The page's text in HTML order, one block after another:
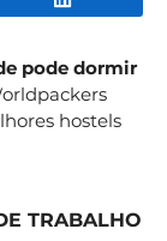
pode dormir
hostels
TRABALHO